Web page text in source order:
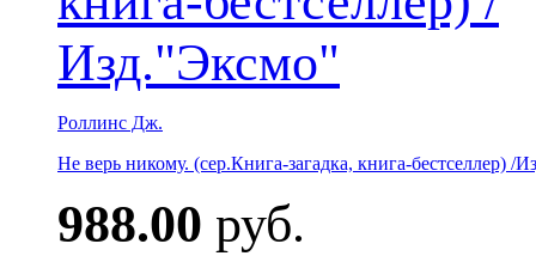
Роллинс Дж.
Не верь никому. (сер.Книга-загадка, книга-бестселлер) /
988.00 руб.